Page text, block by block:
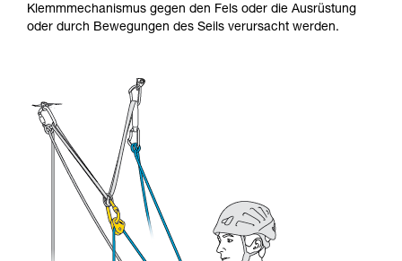
Klemmmechanismus gegen den Fels oder die Ausrüstung
oder durch Bewegungen des Seils verursacht werden.